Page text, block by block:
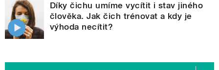
Díky čichu umíme vycítit i stav jiného
člověka. Jak čich trénovat a kdy je
výhoda necítit?